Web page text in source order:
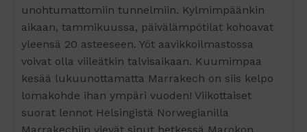
unohtumattomiin tunnelmiin. Kylmimpäänkin
aikaan, tammikuussa, päivälämpötilat kohoavat
yleensä 20 asteeseen. Yöt aavikkoilmastossa
voivat olla viileätkin talvisaikaan. Kuumimpaa
kesää lukuunottamatta Marrakech on siis kelpo
lomakohde ihan ympäri vuoden! Viikottaiset
suorat lennot Helsingistä Norwegianilla
Marrakechiin vievät sinut hetkessä Marokon